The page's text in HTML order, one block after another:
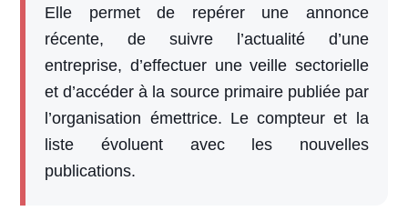
Elle permet de repérer une annonce
récente, de suivre l’actualité d’une
entreprise, d’effectuer une veille sectorielle
et d’accéder à la source primaire publiée par
l’organisation émettrice. Le compteur et la
liste évoluent avec les nouvelles
publications.